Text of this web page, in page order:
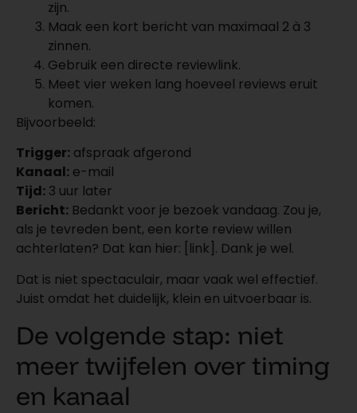
zijn.
Maak een kort bericht van maximaal 2 à 3
zinnen.
Gebruik een directe reviewlink.
Meet vier weken lang hoeveel reviews eruit
komen.
Bijvoorbeeld:
Trigger: afspraak afgerond
Kanaal: e-mail
Tijd: 3 uur later
Bericht: Bedankt voor je bezoek vandaag. Zou je,
als je tevreden bent, een korte review willen
achterlaten? Dat kan hier: [link]. Dank je wel.
Dat is niet spectaculair, maar vaak wel effectief.
Juist omdat het duidelijk, klein en uitvoerbaar is.
De volgende stap: niet
meer twijfelen over timing
en kanaal